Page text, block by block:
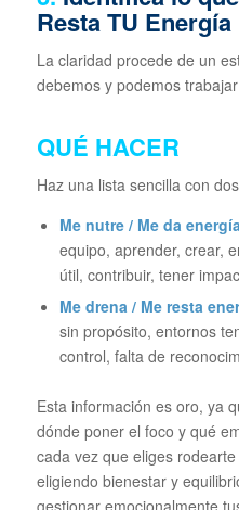
Resta TU Energía
La claridad procede de un
debemos y podemos trabajar
QUÉ HACER
Haz una lista sencilla con
Me nutre / Me da
equipo, aprender, crear,
útil, contribuir, tener
Me drena / Me resta
sin propósito, entornos
control, falta de
Esta información es oro, ya
dónde poner el foco y qué
cada vez que eliges
eligiendo bienestar y